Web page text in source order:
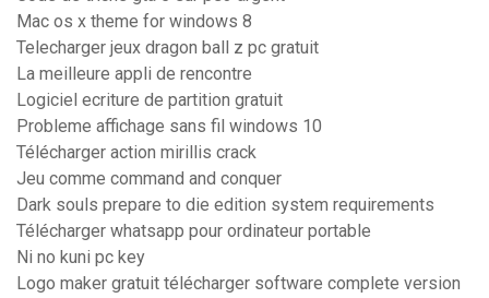
Mac os x theme for windows 8
Telecharger jeux dragon ball z pc gratuit
La meilleure appli de rencontre
Logiciel ecriture de partition gratuit
Probleme affichage sans fil windows 10
Télécharger action mirillis crack
Jeu comme command and conquer
Dark souls prepare to die edition system requirements
Télécharger whatsapp pour ordinateur portable
Ni no kuni pc key
Logo maker gratuit télécharger software complete version